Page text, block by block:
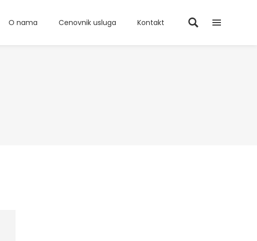
O nama Cenovnik usluga Kontakt